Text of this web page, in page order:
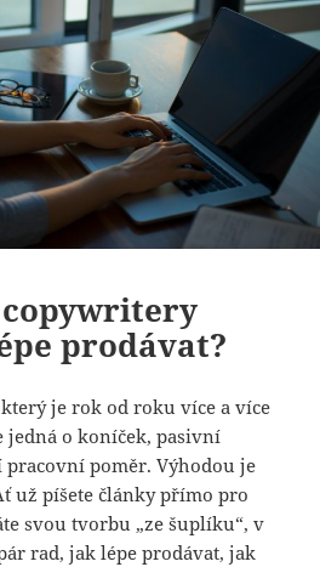
prodávat?
je rok od roku více a více
jedná o koníček, pasivní
poměr. Výhodou je
už píšete články přímo pro
svou tvorbu „ze šuplíku“, v
rad, jak lépe prodávat, jak